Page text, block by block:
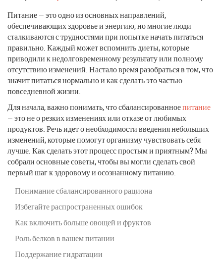
Питание — это одно из основных направлений,
обеспечивающих здоровье и энергию, но многие люди
сталкиваются с трудностями при попытке начать питаться
правильно. Каждый может вспомнить диеты, которые
приводили к недолговременному результату или полному
отсутствию изменений. Настало время разобраться в том, что
значит питаться нормально и как сделать это частью
повседневной жизни.
Для начала, важно понимать, что сбалансированноепитание
— это не о резких изменениях или отказе от любимых
продуктов. Речь идет о необходимости введения небольших
изменений, которые помогут организму чувствовать себя
лучше. Как сделать этот процесс простым и приятным? Мы
собрали основные советы, чтобы вы могли сделать свой
первый шаг к здоровому и осознанному питанию.
Понимание сбалансированного рациона
Избегайте распространенных ошибок
Как включить больше овощей и фруктов
Роль белков в вашем питании
Поддержание гидратации